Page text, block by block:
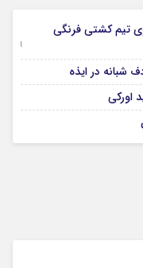
ای به اردوی تیم کشتی فرنگی
09 جولای 2026